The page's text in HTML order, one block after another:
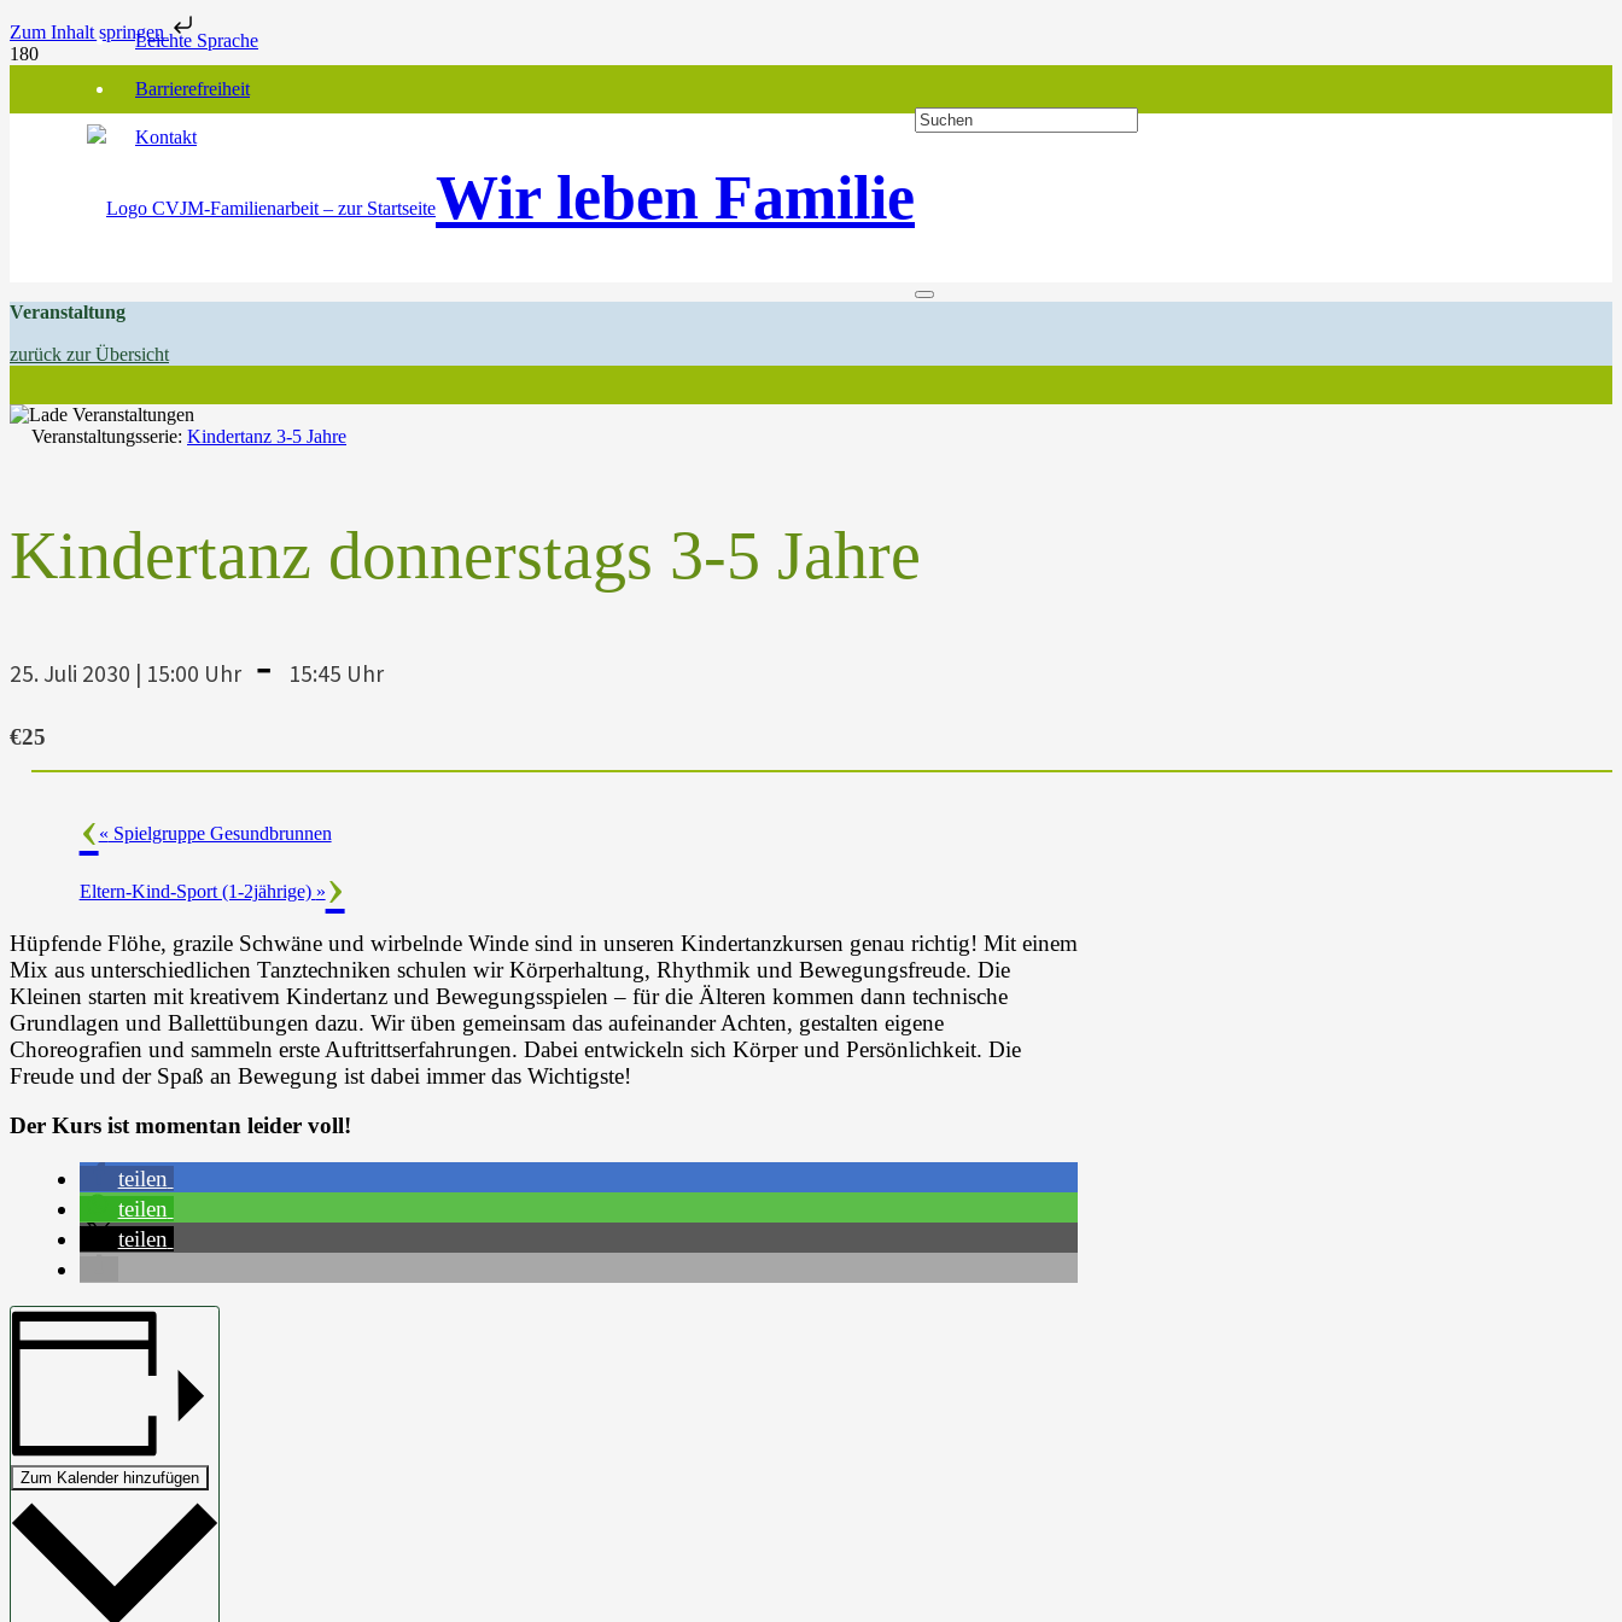
Zum Inhalt springenLeichte Sprache
Barrierefreiheit
Kontakt
Wir leben Familie
Veranstaltung
zurück zur Übersicht
Veranstaltungsserie: Kindertanz 3-5 Jahre
Kindertanz donnerstags 3-5 Jahre
25. Juli 2030 | 15:00 Uhr - 15:45 Uhr
€25
« Spielgruppe Gesundbrunnen
Eltern-Kind-Sport (1-2jährige) »
Hüpfende Flöhe, grazile Schwäne und wirbelnde Winde sind in unseren Kindertanzkursen genau richtig! Mit einem
Mix aus unterschiedlichen Tanztechniken schulen wir Körperhaltung, Rhythmik und Bewegungsfreude. Die
Kleinen starten mit kreativem Kindertanz und Bewegungsspielen – für die Älteren kommen dann technische
Grundlagen und Ballettübungen dazu. Wir üben gemeinsam das aufeinander Achten, gestalten eigene
Choreografien und sammeln erste Auftrittserfahrungen. Dabei entwickeln sich Körper und Persönlichkeit. Die
Freude und der Spaß an Bewegung ist dabei immer das Wichtigste!
Der Kurs ist momentan leider voll!
teilen
teilen
teilen
Zum Kalender hinzufügen